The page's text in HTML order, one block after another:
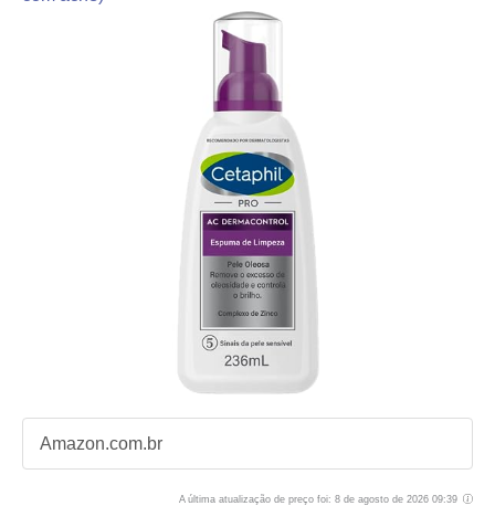
Amazon.com.br
A última atualização de preço foi: 8 de agosto de 2026 09:39